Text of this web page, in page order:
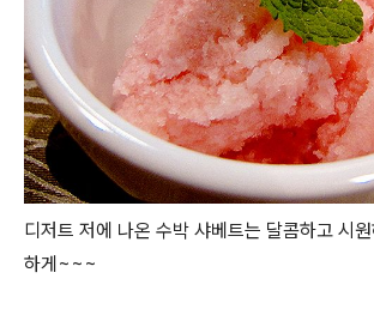
디저트 저에 나온 수박 샤베트는 달콤하고 시
하게~~~